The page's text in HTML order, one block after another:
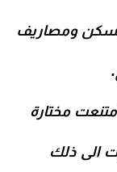
ومصاريف
مختارة
الى ذلك